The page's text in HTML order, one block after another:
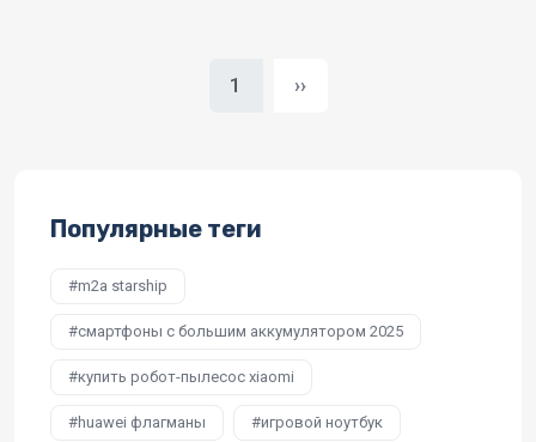
1 Следующая страница
››
Популярные теги
m2a starship
смартфоны с большим аккумулятором 2025
купить робот-пылесос xiaomi
huawei флагманы игровой ноутбук